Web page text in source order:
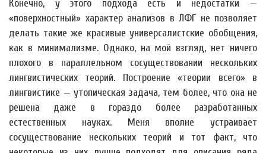
Конечно, у этого подхода есть и недостатки —
«поверхностный» характер анализов в ЛФГ не позволяет
делать такие же красивые универсалистские обобщения,
как в минимализме. Однако, на мой взгляд, нет ничего
плохого в параллельном сосуществовании нескольких
лингвистических теорий. Построение «теории всего» в
лингвистике — утопическая задача, тем более, что она не
решена даже в гораздо более разработанных
естественных науках. Меня вполне устраивает
сосуществование нескольких теорий и тот факт, что